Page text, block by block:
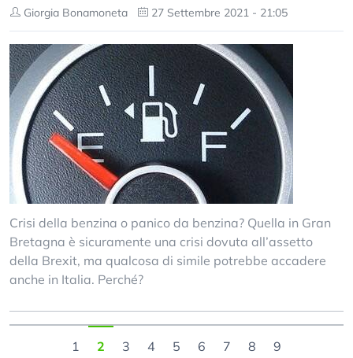
Giorgia Bonamoneta 27 Settembre 2021 - 21:05
Crisi della benzina o panico da benzina? Quella in Gran
Bretagna è sicuramente una crisi dovuta all’assetto
della Brexit, ma qualcosa di simile potrebbe accadere
anche in Italia. Perché?
1 2 3 4 5 6 7 8 9